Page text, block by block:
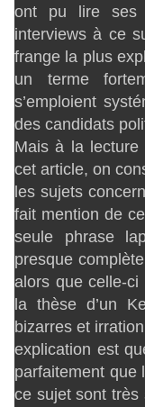
ont pu lire ses
interviews à ce
frange la plus
un terme
s’emploient
des candidats
Mais à la lecture
cet article, on
les sujets
fait mention de
seule phrase
presque
alors que celle-
la thèse d’un
bizarres et
explication est
parfaitement que
ce sujet sont très